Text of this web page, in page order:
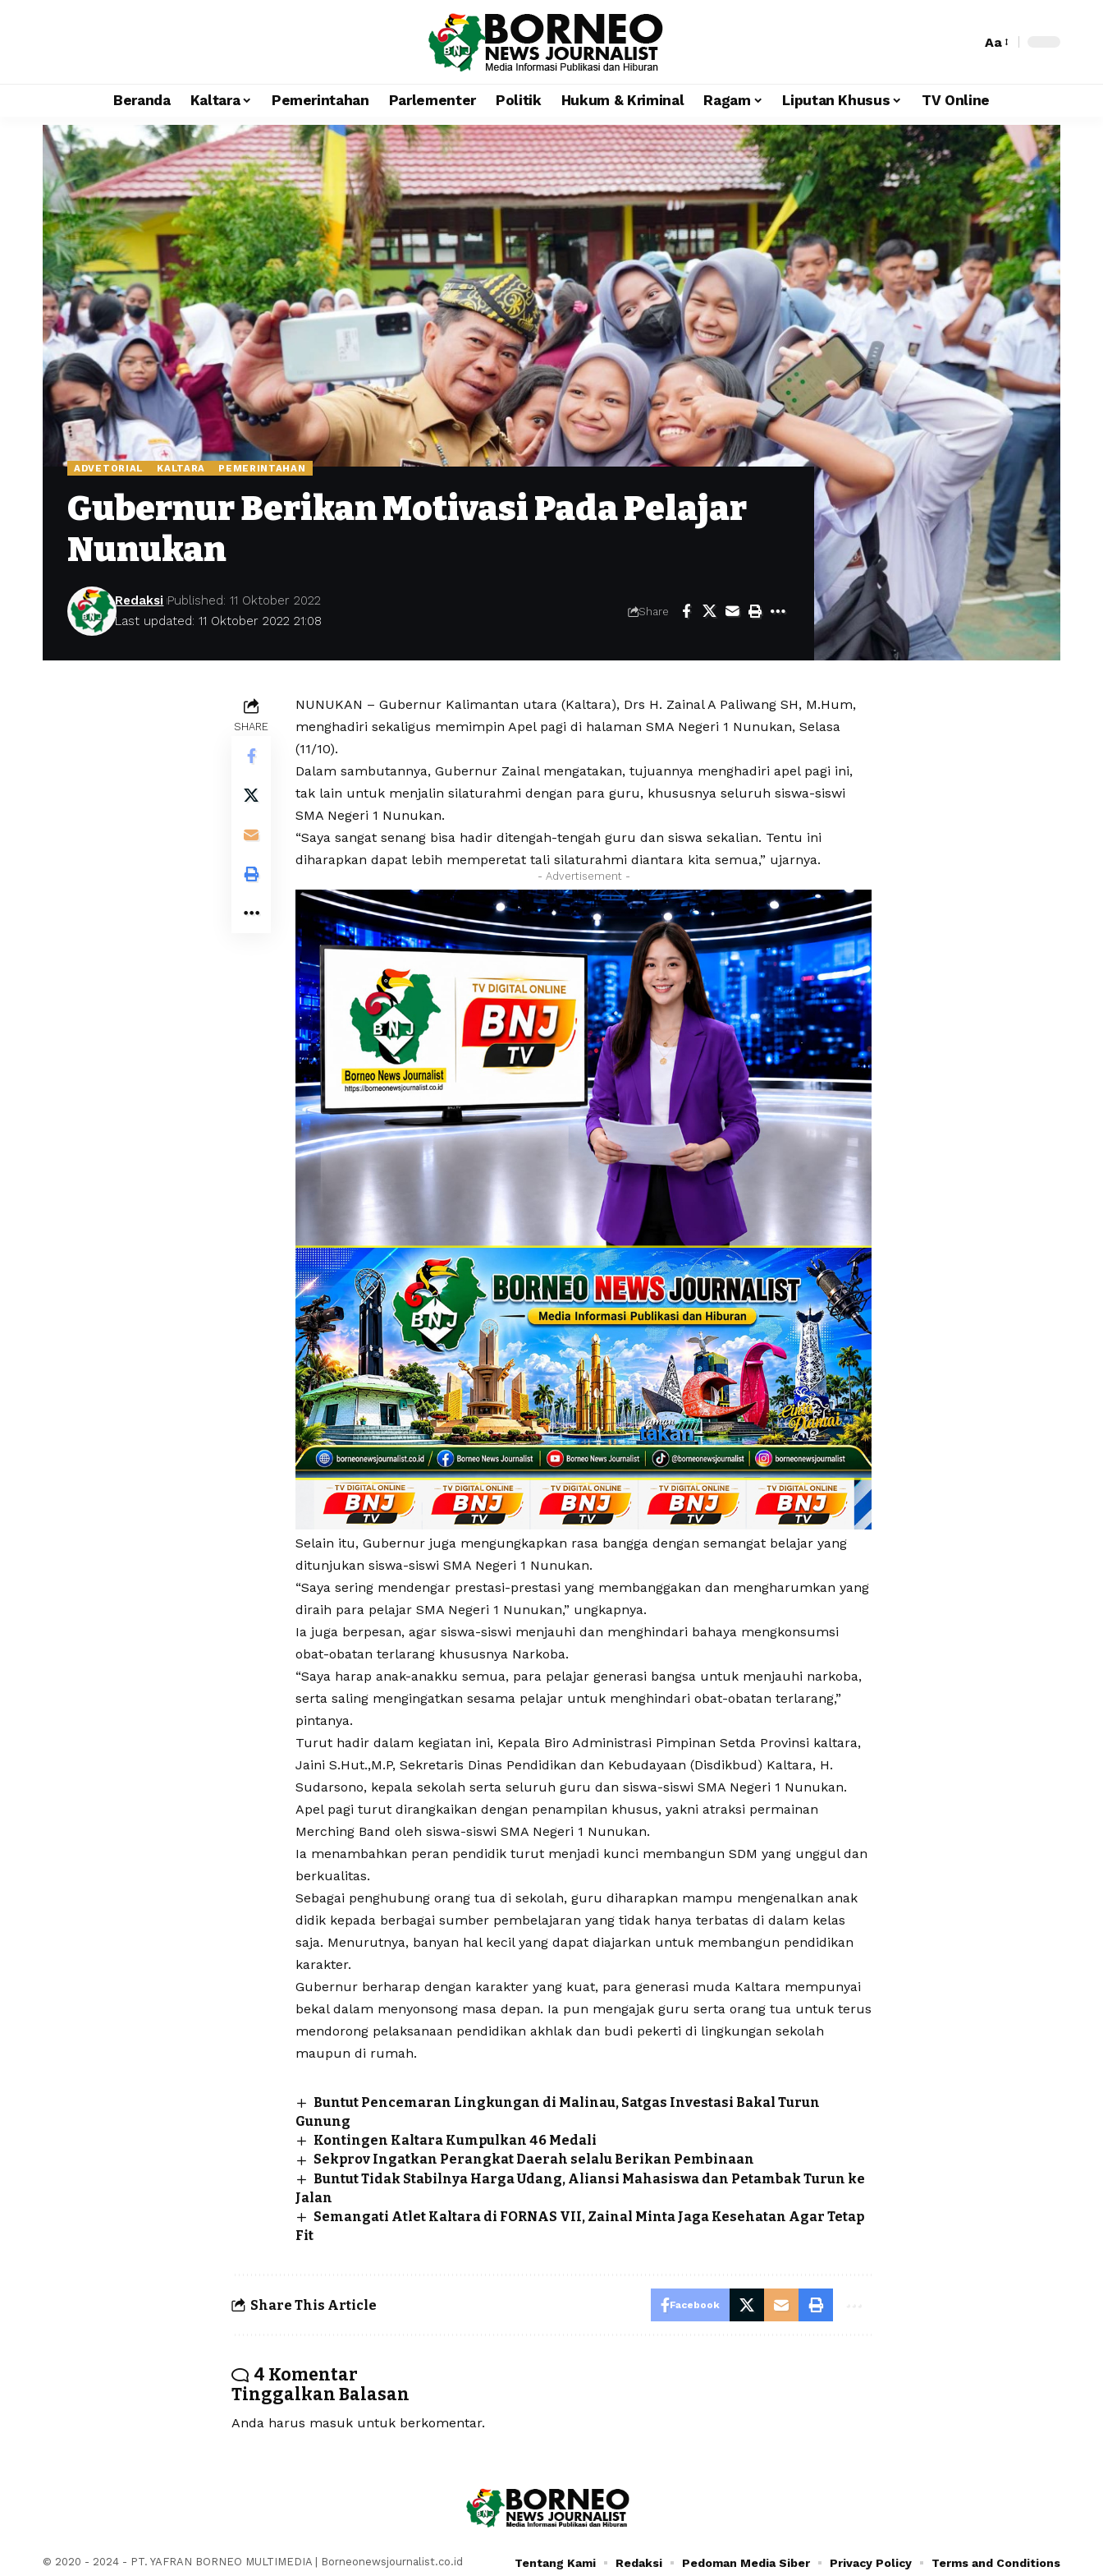
Aa
Beranda Kaltara Pemerintahan Parlementer Politik Hukum & Kriminal Ragam Liputan Khusus TV Online
ADVETORIAL KALTARA PEMERINTAHAN
Gubernur Berikan Motivasi Pada Pelajar
Nunukan
Last updated: 11 Oktober 2022 21:08
Redaksi Published: 11 Oktober 2022
Share
SHARE
NUNUKAN – Gubernur Kalimantan utara (Kaltara), Drs H. Zainal A Paliwang SH, M.Hum,
menghadiri sekaligus memimpin Apel pagi di halaman SMA Negeri 1 Nunukan, Selasa
(11/10).
Dalam sambutannya, Gubernur Zainal mengatakan, tujuannya menghadiri apel pagi ini,
tak lain untuk menjalin silaturahmi dengan para guru, khususnya seluruh siswa-siswi
SMA Negeri 1 Nunukan.
“Saya sangat senang bisa hadir ditengah-tengah guru dan siswa sekalian. Tentu ini
diharapkan dapat lebih memperetat tali silaturahmi diantara kita semua,” ujarnya.
- Advertisement -
Selain itu, Gubernur juga mengungkapkan rasa bangga dengan semangat belajar yang
ditunjukan siswa-siswi SMA Negeri 1 Nunukan.
“Saya sering mendengar prestasi-prestasi yang membanggakan dan mengharumkan yang
diraih para pelajar SMA Negeri 1 Nunukan,” ungkapnya.
Ia juga berpesan, agar siswa-siswi menjauhi dan menghindari bahaya mengkonsumsi
obat-obatan terlarang khususnya Narkoba.
“Saya harap anak-anakku semua, para pelajar generasi bangsa untuk menjauhi narkoba,
serta saling mengingatkan sesama pelajar untuk menghindari obat-obatan terlarang,”
pintanya.
Turut hadir dalam kegiatan ini, Kepala Biro Administrasi Pimpinan Setda Provinsi kaltara,
Jaini S.Hut.,M.P, Sekretaris Dinas Pendidikan dan Kebudayaan (Disdikbud) Kaltara, H.
Sudarsono, kepala sekolah serta seluruh guru dan siswa-siswi SMA Negeri 1 Nunukan.
Apel pagi turut dirangkaikan dengan penampilan khusus, yakni atraksi permainan
Merching Band oleh siswa-siswi SMA Negeri 1 Nunukan.
Ia menambahkan peran pendidik turut menjadi kunci membangun SDM yang unggul dan
berkualitas.
Sebagai penghubung orang tua di sekolah, guru diharapkan mampu mengenalkan anak
didik kepada berbagai sumber pembelajaran yang tidak hanya terbatas di dalam kelas
saja. Menurutnya, banyan hal kecil yang dapat diajarkan untuk membangun pendidikan
karakter.
Gubernur berharap dengan karakter yang kuat, para generasi muda Kaltara mempunyai
bekal dalam menyonsong masa depan. Ia pun mengajak guru serta orang tua untuk terus
mendorong pelaksanaan pendidikan akhlak dan budi pekerti di lingkungan sekolah
maupun di rumah.
Buntut Pencemaran Lingkungan di Malinau, Satgas Investasi Bakal Turun
Gunung
Kontingen Kaltara Kumpulkan 46 Medali
Sekprov Ingatkan Perangkat Daerah selalu Berikan Pembinaan
Buntut Tidak Stabilnya Harga Udang, Aliansi Mahasiswa dan Petambak Turun ke
Jalan
Semangati Atlet Kaltara di FORNAS VII, Zainal Minta Jaga Kesehatan Agar Tetap
Fit
Share This Article Facebook
4 Komentar
Tinggalkan Balasan
Anda harus masuk untuk berkomentar.
© 2020 - 2024 - PT. YAFRAN BORNEO MULTIMEDIA | Borneonewsjournalist.co.id Tentang Kami Redaksi Pedoman Media Siber Privacy Policy Terms and Conditions